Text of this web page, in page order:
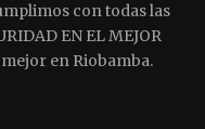
con todas las
EN EL MEJOR
en Riobamba.